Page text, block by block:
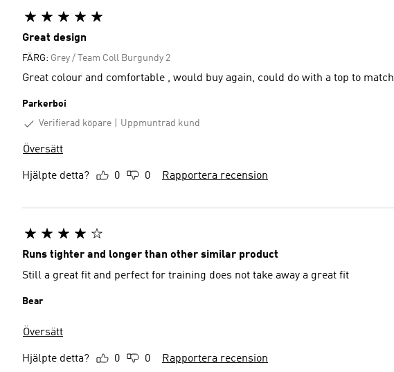
Great design
FÄRG: Grey / Team Coll Burgundy 2
Great colour and comfortable , would buy again, could do with a top to match
Parkerboi
Verifierad köpare
Uppmuntrad kund
Översätt
Hjälpte detta? 0 0 Rapportera recension
Runs tighter and longer than other similar product
Still a great fit and perfect for training does not take away a great fit
Bear
Översätt
Hjälpte detta? 0 0 Rapportera recension